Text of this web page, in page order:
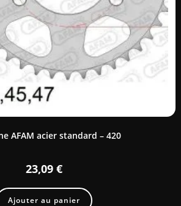
AFAM acier standard – 420
23,09 €
Ajouter au panier